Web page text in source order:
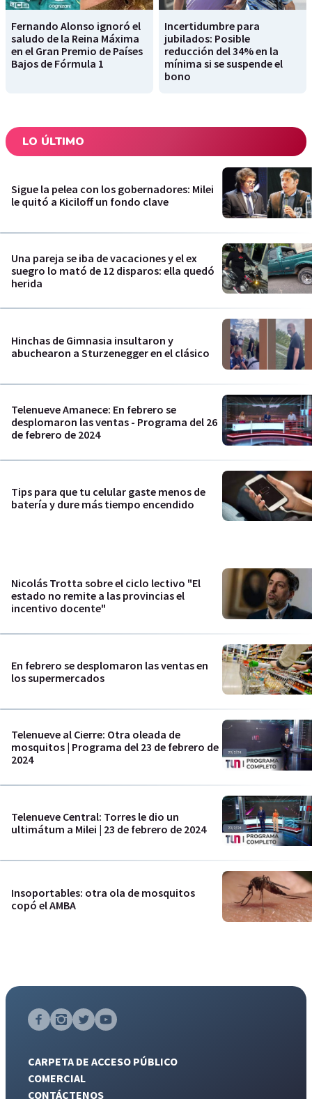
Fernando Alonso ignoró el
saludo de la Reina Máxima
en el Gran Premio de Países
Bajos de Fórmula 1
Incertidumbre para
jubilados: Posible
reducción del 34% en la
mínima si se suspende el
bono
LO ÚLTIMO
Sigue la pelea con los gobernadores: Milei
le quitó a Kiciloff un fondo clave
Una pareja se iba de vacaciones y el ex
suegro lo mató de 12 disparos: ella quedó
herida
Hinchas de Gimnasia insultaron y
abuchearon a Sturzenegger en el clásico
Telenueve Amanece: En febrero se
desplomaron las ventas - Programa del 26
de febrero de 2024
Tips para que tu celular gaste menos de
batería y dure más tiempo encendido
Nicolás Trotta sobre el ciclo lectivo "El
estado no remite a las provincias el
incentivo docente"
En febrero se desplomaron las ventas en
los supermercados
Telenueve al Cierre: Otra oleada de
mosquitos | Programa del 23 de febrero de
2024
Telenueve Central: Torres le dio un
ultimátum a Milei | 23 de febrero de 2024
Insoportables: otra ola de mosquitos
copó el AMBA
CARPETA DE ACCESO PÚBLICO
COMERCIAL
CONTÁCTENOS